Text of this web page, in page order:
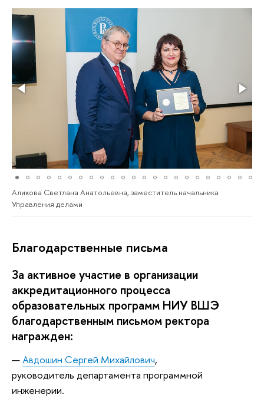
Аликова Светлана Анатольевна, заместитель начальника
Управления делами
Благодарственные письма
За активное участие в организации
аккредитационного процесса
образовательных программ НИУ ВШЭ
благодарственным письмом ректора
награжден:
Авдошин Сергей Михайлович,
руководитель департамента программной
инженерии.